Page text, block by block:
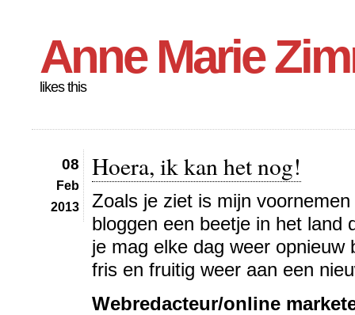
Anne Marie
likes this
08
Feb
2013
Hoera, ik kan het nog!
Zoals je ziet is mijn
bloggen een beetje in het land
je mag elke dag weer opnieuw
fris en fruitig weer aan een
Webredacteur/online